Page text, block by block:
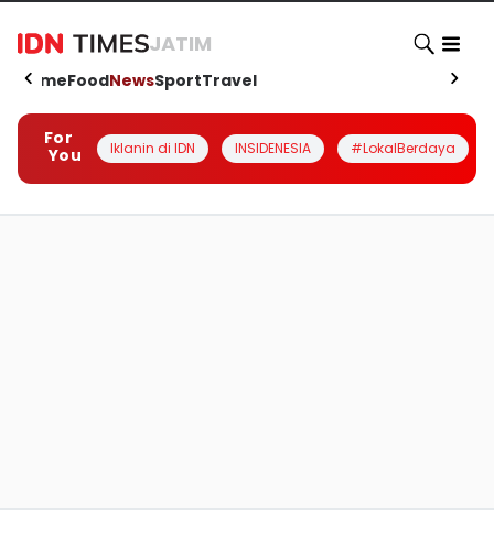
JATIM
HomeFoodNewsSportTravel
For
You
Iklanin di IDN INSIDENESIA #LokalBerdaya